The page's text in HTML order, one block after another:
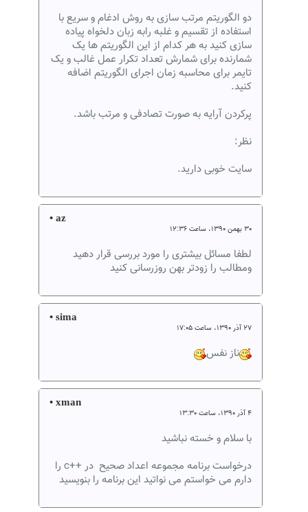
دو الگوریتم مرتب سازی به روش ادغام و سریع با
استفاده از تقسیم و غلبه رابه زبان دلخواه پیاده
سازی کنید به هر کدام از این الگوریتم ها یک
شمارنده برای شمارش تعداد تکرار عمل غالب و یک
تایمر برای محاسبه زمان اجرای الگوریتم اضافه
کنید.
پرکردن آرایه به صورت تصادفی و مرتب باشد.
نظر:
سایت خوبی دارید.
• az
لطفا مسائل بیشتری را مورد بررسی قرار دهید
ومطالب را زودتر بهن روزرسانی کنید
• sima
ناز نفس
• xman
با سلام و خسته نباشید
درخواست برنامه مجموعه اعداد صحیح در ++c را
دارم می خواستم می نواتید این برنامه را بنویسید